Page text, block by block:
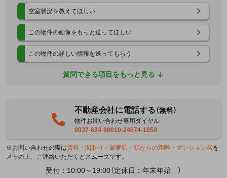
空室状況を教えてほしい
この物件の画像をもっと送ってほしい
この物件の詳しい情報を送ってもらう
質問できる項目をもっと見る
不動産会社に電話する（無料）
物件お問い合わせ専用ダイヤル
0037-634-90010-24674-1050
※お問い合わせの際は賃料・間取り・最寄駅・駅からの距離・マンション名 を
メモの上、ご連絡いただくとスムーズです。
受付：10:00～19:00（定休日：年末年始 ）